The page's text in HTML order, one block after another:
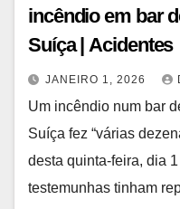
incêndio em bar
Suíça | Acidentes
JANEIRO 1, 2026
Um incêndio num bar
Suíça fez “várias
desta quinta-feira, dia
testemunhas tinham